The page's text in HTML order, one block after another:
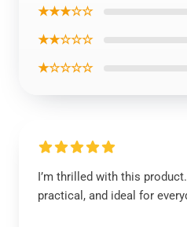
★★★☆☆
★★☆☆☆
★☆☆☆☆
I’m thrilled with this
practical, and ideal for